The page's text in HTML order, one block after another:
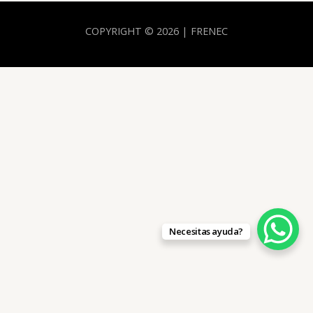
COPYRIGHT © 2026 | FRENEC
Necesitas ayuda?